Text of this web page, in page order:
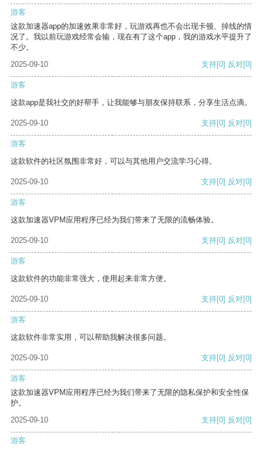
游客
这款加速器app的加速效果非常好，玩游戏再也不会出现卡顿、掉线的情
况了。我以前玩游戏经常会输，现在有了这个app，我的游戏水平提升了
不少。
2025-09-10
支持[0] 反对[0]
游客
这款app是我社交的好帮手，让我能够与朋友保持联系，分享生活点滴。
2025-09-10 支持[0] 反对[0]
游客
这款软件的社区氛围非常好，可以与其他用户交流学习心得。
2025-09-10 支持[0] 反对[0]
游客
这款加速器VPM应用程序已经为我们带来了无限的流畅体验。
2025-09-10 支持[0] 反对[0]
游客
这款软件的功能非常强大，使用起来非常方便。
2025-09-10 支持[0] 反对[0]
游客
这款软件非常实用，可以帮助我解决很多问题。
2025-09-10 支持[0] 反对[0]
游客
这款加速器VPM应用程序已经为我们带来了无限的隐私保护和安全性保
护。
2025-09-10
支持[0] 反对[0]
游客